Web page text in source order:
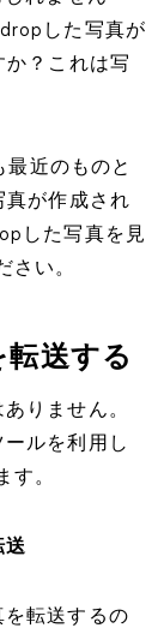
した写真が
か？これは写
近のものと
真が作成され
した写真を見
さい。
転送する
りません。
ルを利用し
す。
送
転送するの